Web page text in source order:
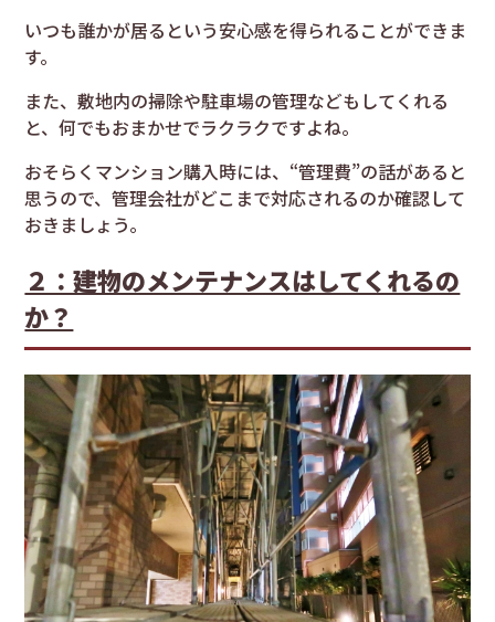
いつも誰かが居るという安心感を得られることができま
す。
また、敷地内の掃除や駐車場の管理などもしてくれる
と、何でもおまかせでラクラクですよね。
おそらくマンション購入時には、“管理費”の話があると
思うので、管理会社がどこまで対応されるのか確認して
おきましょう。
２：建物のメンテナンスはしてくれるの
か？